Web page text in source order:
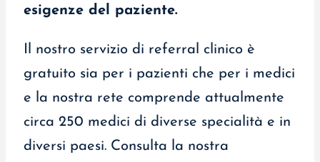
esigenze del paziente.
Il nostro servizio di referral clinico è
gratuito sia per i pazienti che per i medici
e la nostra rete comprende attualmente
circa 250 medici di diverse specialità e in
diversi paesi. Consulta la nostra